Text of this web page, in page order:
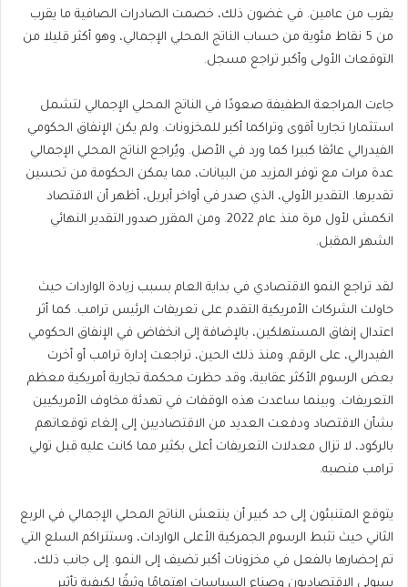
يقرب من عامين. في غضون ذلك، خصمت الصادرات الصافية ما يقرب
من 5 نقاط مئوية من حساب الناتج المحلي الإجمالي، وهو أكثر قليلا من
التوقعات الأولى وأكبر تراجع مسجل.
جاءت المراجعة الطفيفة صعودًا في الناتج المحلي الإجمالي لتشمل
استثمارا تجاريا أقوى وتراكما أكبر للمخزونات. ولم يكن الإنفاق الحكومي
الفيدرالي عائقا كبيرا كما ورد في الأصل. ويُراجع الناتج المحلي الإجمالي
عدة مرات مع توفر المزيد من البيانات، مما يمكن الحكومة من تحسين
تقديرها. التقدير الأولي، الذي صدر في أواخر أبريل، أظهر أن الاقتصاد
انكمش لأول مرة منذ عام 2022. ومن المقرر صدور التقدير النهائي
الشهر المقبل.
لقد تراجع النمو الاقتصادي في بداية العام بسبب زيادة الواردات حيث
حاولت الشركات الأمريكية التقدم على تعريفات الرئيس ترامب. كما أثر
اعتدال إنفاق المستهلكين، بالإضافة إلى انخفاض في الإنفاق الحكومي
الفيدرالي، على الرقم. ومنذ ذلك الحين، تراجعت إدارة ترامب أو أخرت
بعض الرسوم الأكثر عقابية، وقد حظرت محكمة تجارية أمريكية معظم
التعريفات. وبينما ساعدت هذه الوقفات في تهدئة مخاوف الأمريكيين
بشأن الاقتصاد ودفعت العديد من الاقتصاديين إلى إلغاء توقعاتهم
بالركود، لا تزال معدلات التعريفات أعلى بكثير مما كانت عليه قبل تولي
ترامب منصبه.
يتوقع المتنبئون إلى حد كبير أن ينتعش الناتج المحلي الإجمالي في الربع
الثاني حيث تثبط الرسوم الجمركية الأعلى الواردات، وستتراكم السلع التي
تم إحضارها بالفعل في مخزونات أكبر تضيف إلى النمو. إلى جانب ذلك،
سيولي الاقتصاديون وصناع السياسات اهتمامًا وثيقًا لكيفية تأثير